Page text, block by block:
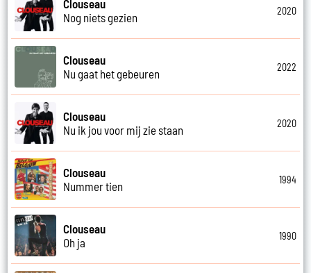
Clouseau
Nog niets gezien
2020
Clouseau
Nu gaat het gebeuren
2022
Clouseau
Nu ik jou voor mij zie staan
2020
Clouseau
Nummer tien
1994
Clouseau
Oh ja
1990